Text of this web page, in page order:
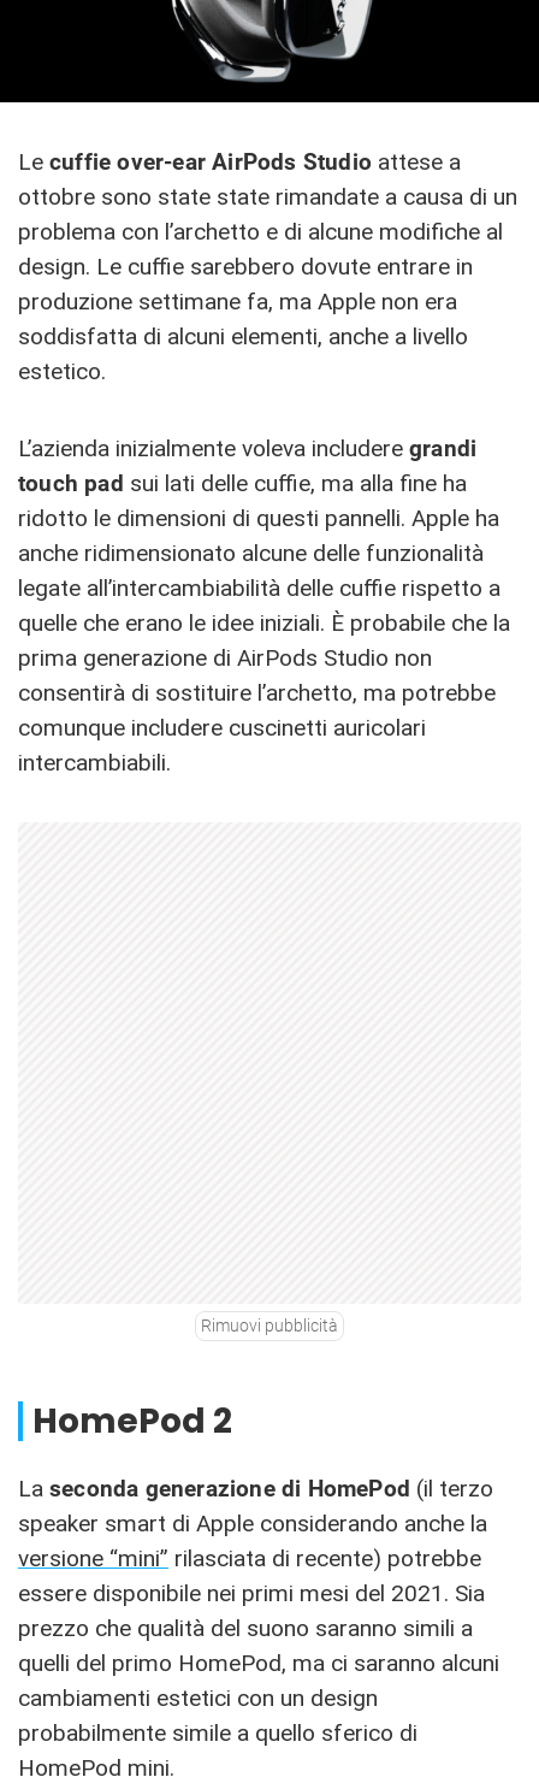
Le cuffie over-ear AirPods Studio attese a
ottobre sono state state rimandate a causa di un
problema con l’archetto e di alcune modifiche al
design. Le cuffie sarebbero dovute entrare in
produzione settimane fa, ma Apple non era
soddisfatta di alcuni elementi, anche a livello
estetico.
L’azienda inizialmente voleva includere grandi
touch pad sui lati delle cuffie, ma alla fine ha
ridotto le dimensioni di questi pannelli. Apple ha
anche ridimensionato alcune delle funzionalità
legate all’intercambiabilità delle cuffie rispetto a
quelle che erano le idee iniziali. È probabile che la
prima generazione di AirPods Studio non
consentirà di sostituire l’archetto, ma potrebbe
comunque includere cuscinetti auricolari
intercambiabili.
Rimuovi pubblicità
HomePod 2
La seconda generazione di HomePod (il terzo
speaker smart di Apple considerando anche la
versione “mini” rilasciata di recente) potrebbe
essere disponibile nei primi mesi del 2021. Sia
prezzo che qualità del suono saranno simili a
quelli del primo HomePod, ma ci saranno alcuni
cambiamenti estetici con un design
probabilmente simile a quello sferico di
HomePod mini.